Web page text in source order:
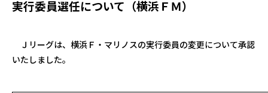
実行委員選任について（横浜ＦＭ）
Ｊリーグは、 横浜Ｆ・マリノスの実行委員の変更について承認
いたしました。